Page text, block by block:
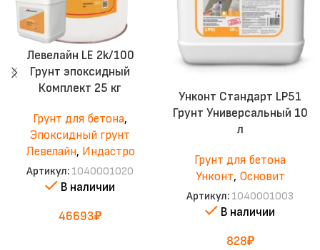
Левелайн LE 2k/100
Грунт эпоксидный
Комплект 25 кг
Грунт для бетона,
Эпоксидный грунт
Левелайн, Индастро
Артикул: 1040001020
В наличии
46693₽
Унконт Стандарт LP51
Грунт Универсальный 10
л
Грунт для бетона
Унконт, Основит
Артикул: 1040001003
В наличии
828₽